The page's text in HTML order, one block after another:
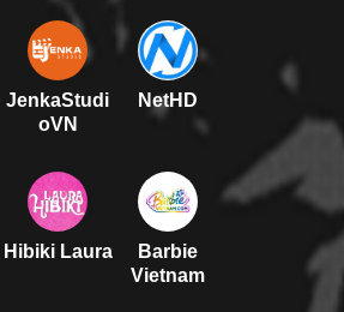
JenkaStudi
oVN
NetHD
Hibiki Laura
Barbie
Vietnam